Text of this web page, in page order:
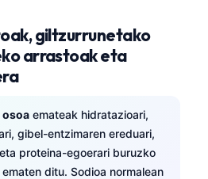
giltzurrunetako
arrastoak eta
osoa emateak hidratazioari,
gibel-entzimaren ereduari,
proteina-egoerari buruzko
ditu. Sodioa normalean